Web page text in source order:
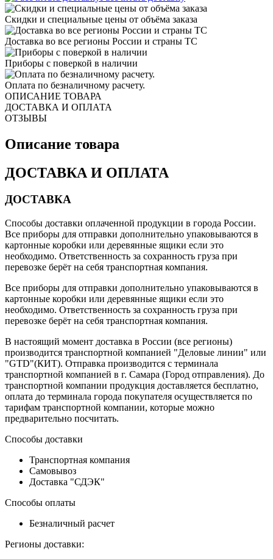
Скидки и специальные цены от объёма заказа
Доставка во все регионы России и страны ТС
Приборы с поверкой в наличии
Оплата по безналичному расчету.
ОПИСАНИЕ ТОВАРА
ДОСТАВКА И ОПЛАТА
ОТЗЫВЫ
Описание товара
ДОСТАВКА И ОПЛАТА
ДОСТАВКА
Способы доставки оплаченной продукции в города России.
Все приборы для отправки дополнительно упаковываются в
картонные коробки или деревянные ящики если это
необходимо. Ответственность за сохранность груза при
перевозке берёт на себя транспортная компания.
Все приборы для отправки дополнительно упаковываются в
картонные коробки или деревянные ящики если это
необходимо. Ответственность за сохранность груза при
перевозке берёт на себя транспортная компания.
В настоящий момент доставка в России (все регионы)
производится транспортной компанией "Деловые линии" или
"GTD"(КИТ). Отправка производится с терминала
транспортной компанией в г. Самара (Город отправления). До
транспортной компании продукция доставляется бесплатно,
оплата до терминала города покупателя осуществляется по
тарифам транспортной компании, которые можно
предварительно посчитать.
Способы доставки
Транспортная компания
Самовывоз
Доставка "СДЭК"
Способы оплаты
Безналичный расчет
Регионы доставки: